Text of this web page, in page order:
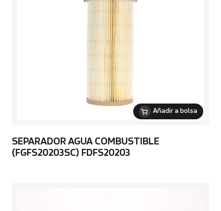
Añadir a bolsa
SEPARADOR AGUA COMBUSTIBLE
(FGFS20203SC) FDFS20203